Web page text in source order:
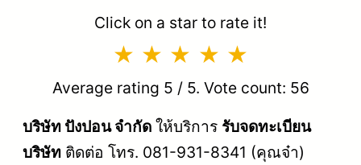
Click on a star to rate it!
Average rating 5 / 5. Vote count: 56
บริษัท ปังปอน จำกัด ให้บริการ รับจดทะเบียน
บริษัท ติดต่อ โทร. 081-931-8341 (คุณจ๋า)